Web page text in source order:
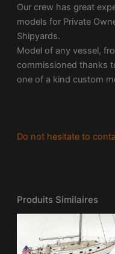
Our crew has great
models for Private
Shipyards.
Model of any vessel,
commissioned thanks
one of a kind custom
Do not hesitate to
Produits Similaires